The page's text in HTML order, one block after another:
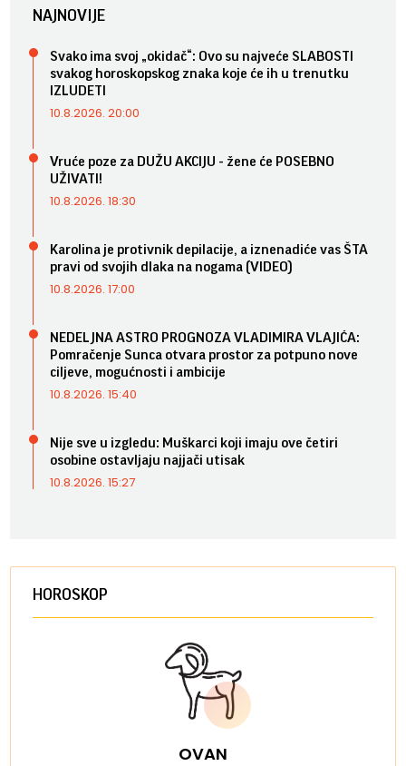
NAJNOVIJE
Svako ima svoj „okidač“: Ovo su najveće SLABOSTI
svakog horoskopskog znaka koje će ih u trenutku
IZLUDETI
10.8.2026. 20:00
Vruće poze za DUŽU AKCIJU - žene će POSEBNO
UŽIVATI!
10.8.2026. 18:30
Karolina je protivnik depilacije, a iznenadiće vas ŠTA
pravi od svojih dlaka na nogama (VIDEO)
10.8.2026. 17:00
NEDELJNA ASTRO PROGNOZA VLADIMIRA VLAJIĆA:
Pomračenje Sunca otvara prostor za potpuno nove
ciljeve, mogućnosti i ambicije
10.8.2026. 15:40
Nije sve u izgledu: Muškarci koji imaju ove četiri
osobine ostavljaju najjači utisak
10.8.2026. 15:27
HOROSKOP
OVAN